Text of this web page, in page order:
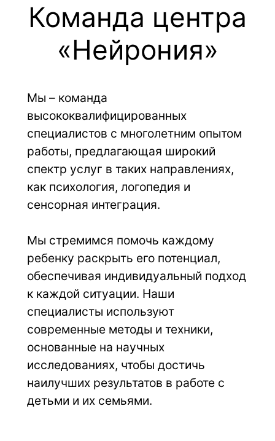
Команда центра
«Нейрония»
Мы – команда
высококвалифицированных
специалистов с многолетним опытом
работы, предлагающая широкий
спектр услуг в таких направлениях,
как психология, логопедия и
сенсорная интеграция.
Мы стремимся помочь каждому
ребенку раскрыть его потенциал,
обеспечивая индивидуальный подход
к каждой ситуации. Наши
специалисты используют
современные методы и техники,
основанные на научных
исследованиях, чтобы достичь
наилучших результатов в работе с
детьми и их семьями.